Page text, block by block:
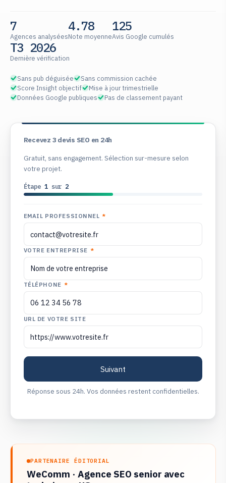
7
Agences analysées
4.78
Note moyenne
125
Avis Google cumulés
T3 2026
Dernière vérification
Sans pub déguisée
Sans commission cachée
Score Insight objectif
Mise à jour trimestrielle
Données Google publiques
Pas de classement payant
Recevez 3 devis SEO en 24h
Gratuit, sans engagement. Sélection sur-mesure selon
votre projet.
Étape 1sur 2
EMAIL PROFESSIONNEL *
VOTRE ENTREPRISE *
TÉLÉPHONE *
URL DE VOTRE SITE
Réponse sous 24h. Vos données restent confidentielles.
PARTENAIRE ÉDITORIAL
WeComm · Agence SEO senior avec